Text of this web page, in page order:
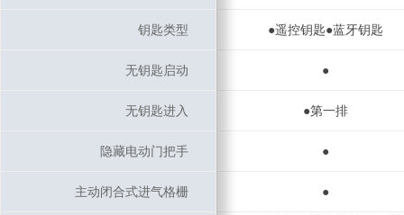
钥匙类型 ●遥控钥匙●蓝牙钥匙
无钥匙启动 ●
无钥匙进入 ●第一排
隐藏电动门把手 ●
主动闭合式进气格栅 ●
钥匙类型
无钥匙启动
无钥匙进入
隐藏电动门把手
主动闭合式进气格栅